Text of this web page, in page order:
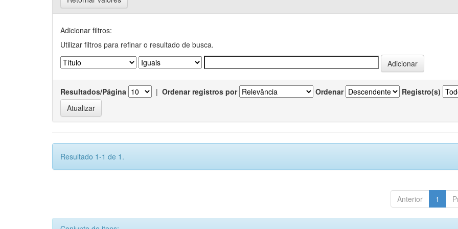
Adicionar filtros:
Utilizar filtros para refinar o resultado de busca.
Resultados/Página | Ordenar registros por Ordenar Registro(s)
Resultado 1-1 de 1.
Anterior 1